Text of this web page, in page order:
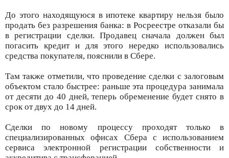
До этого находящуюся в ипотеке квартиру нельзя было
продать без разрешения банка: в Росреестре отказали бы
в регистрации сделки. Продавец сначала должен был
погасить кредит и для этого нередко использовались
средства покупателя, пояснили в Сбере.
Там также отметили, что проведение сделки с залоговым
объектом стало быстрее: раньше эта процедура занимала
от десяти до 40 дней, теперь обременение будет снято в
срок от двух до 14 дней.
Сделки по новому процессу проходят только в
специализированных офисах Сбера с использованием
сервиса электронной регистрации собственности и